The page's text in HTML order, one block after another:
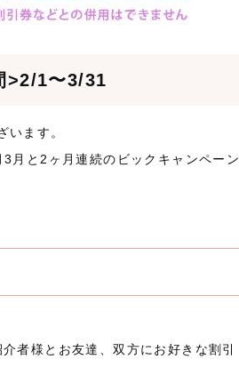
>2/1〜3/31
います。
月と2ヶ月連続のビックキャンペーン
者様とお友達、双方にお好きな割引